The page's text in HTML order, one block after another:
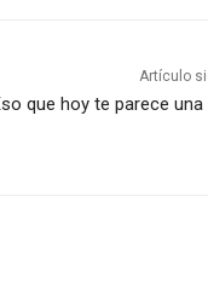
Artículo
que hoy te parece